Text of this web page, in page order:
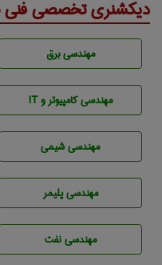
دیکشنری تخصصی فنی
مهندسی برق
مهندسی كامپيوتر و IT
مهندسي شيمی
مهندسی پليمر
مهندسی نفت